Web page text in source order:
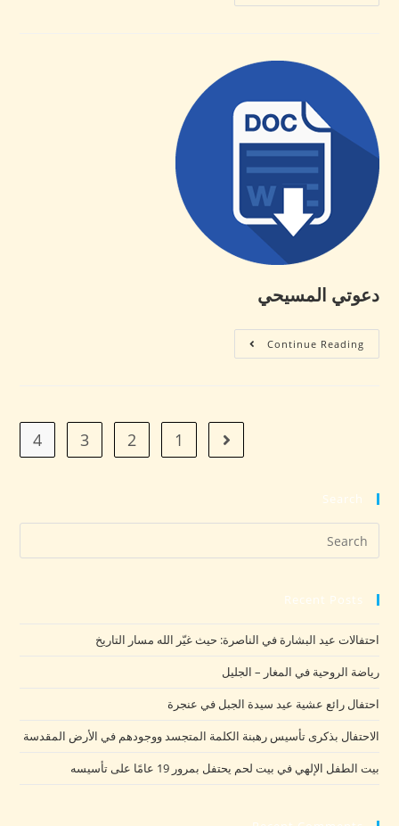
دعوتي المسيحي
Continue Reading
1
2
3
4
Search
Recent Posts
احتفالات عيد البشارة في الناصرة: حيث غيّر الله مسار التاريخ
رياضة الروحية في المغار – الجليل
احتفال رائع عشية عيد سيدة الجبل في عنجرة
الاحتفال بذكرى تأسيس رهبنة الكلمة المتجسد ووجودهم في الأرض المقدسة
بيت الطفل الإلهي في بيت لحم يحتفل بمرور 19 عامًا على تأسيسه